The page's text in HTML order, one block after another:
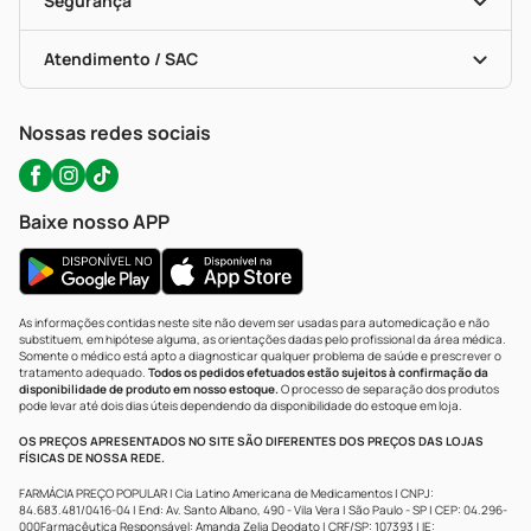
Troca E Devolução
Bulas De A A Z
Políticas De Marketplace
Testes Rápidos
Autoteste Covid-19
Certificado De Segurança
Portal Da Privacidade
Atendimento / SAC
WhatsApp (47) 9202-1687
Nossas redes sociais
Baixe nosso APP
As informações contidas neste site não devem ser usadas para automedicação e não
substituem, em hipótese alguma, as orientações dadas pelo profissional da área médica.
Somente o médico está apto a diagnosticar qualquer problema de saúde e prescrever o
tratamento adequado. Todos os pedidos efetuados estão sujeitos à confirmação da
disponibilidade de produto em nosso estoque.O processo de separação dos produtos
pode levar até dois dias úteis dependendo da disponibilidade do estoque em loja.
OS PREÇOS APRESENTADOS NO SITE SÃO DIFERENTES DOS PREÇOS DAS LOJAS
FÍSICAS DE NOSSA REDE.
FARMÁCIA PREÇO POPULAR | Cia Latino Americana de Medicamentos | CNPJ:
84.683.481/0416-04 | End: Av. Santo Albano, 490 - Vila Vera | São Paulo - SP | CEP: 04.296-
000Farmacêutica Responsável: Amanda Zelia Deodato | CRF/SP: 107393 | IE: